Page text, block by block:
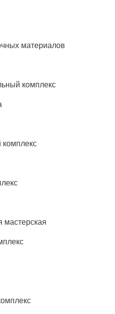
материалов
комплекс
комплекс
мастерская